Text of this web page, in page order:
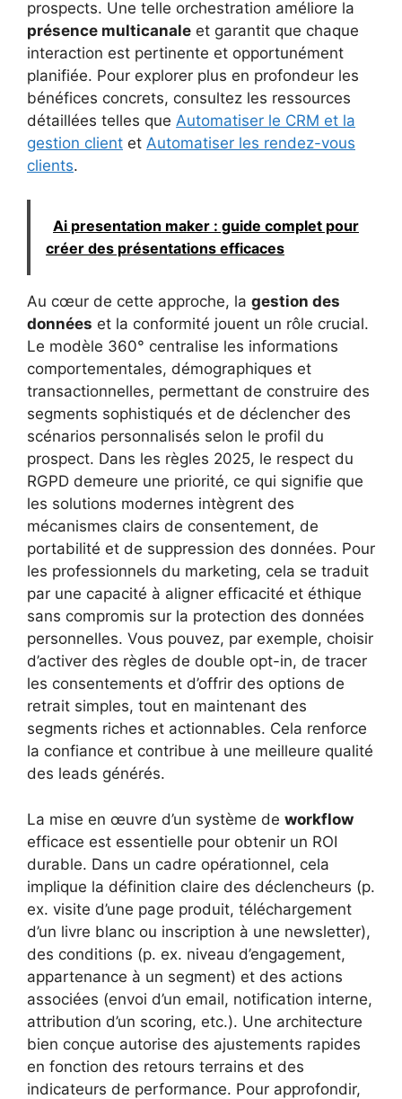
prospects. Une telle orchestration améliore la
présence multicanale et garantit que chaque
interaction est pertinente et opportunément
planifiée. Pour explorer plus en profondeur les
bénéfices concrets, consultez les ressources
détaillées telles que Automatiser le CRM et la
gestion client et Automatiser les rendez-vous
clients.
Ai presentation maker : guide complet pour
créer des présentations efficaces
Au cœur de cette approche, la gestion des
données et la conformité jouent un rôle crucial.
Le modèle 360° centralise les informations
comportementales, démographiques et
transactionnelles, permettant de construire des
segments sophistiqués et de déclencher des
scénarios personnalisés selon le profil du
prospect. Dans les règles 2025, le respect du
RGPD demeure une priorité, ce qui signifie que
les solutions modernes intègrent des
mécanismes clairs de consentement, de
portabilité et de suppression des données. Pour
les professionnels du marketing, cela se traduit
par une capacité à aligner efficacité et éthique
sans compromis sur la protection des données
personnelles. Vous pouvez, par exemple, choisir
d’activer des règles de double opt-in, de tracer
les consentements et d’offrir des options de
retrait simples, tout en maintenant des
segments riches et actionnables. Cela renforce
la confiance et contribue à une meilleure qualité
des leads générés.
La mise en œuvre d’un système de workflow
efficace est essentielle pour obtenir un ROI
durable. Dans un cadre opérationnel, cela
implique la définition claire des déclencheurs (p.
ex. visite d’une page produit, téléchargement
d’un livre blanc ou inscription à une newsletter),
des conditions (p. ex. niveau d’engagement,
appartenance à un segment) et des actions
associées (envoi d’un email, notification interne,
attribution d’un scoring, etc.). Une architecture
bien conçue autorise des ajustements rapides
en fonction des retours terrains et des
indicateurs de performance. Pour approfondir,